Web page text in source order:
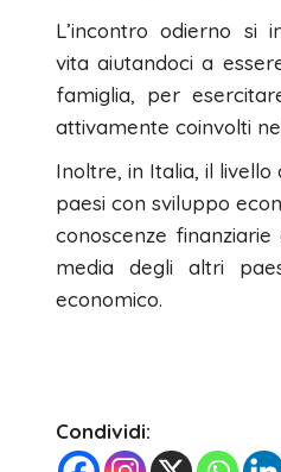
L’incontro odierno
vita aiutandoci a
famiglia, per
attivamente coinvolti
Inoltre, in Italia, il
paesi con sviluppo
conoscenze
media degli altri
economico.
Condividi: